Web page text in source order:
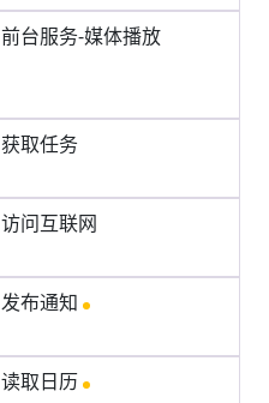
前台服务-媒体播放
获取任务
访问互联网
发布通知
读取日历